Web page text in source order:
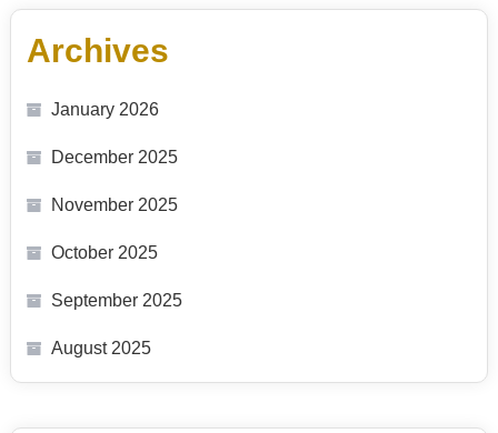
Archives
January 2026
December 2025
November 2025
October 2025
September 2025
August 2025